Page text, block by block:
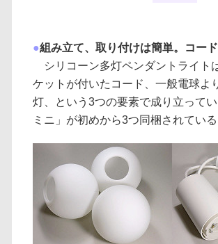
●組み立て、取り付けは簡単。コー
シリコーン多灯ペンダントライト
ケットが付いたコード、一般電球よ
灯、という3つの要素で成り立って
ミニ」が初めから3つ同梱されている